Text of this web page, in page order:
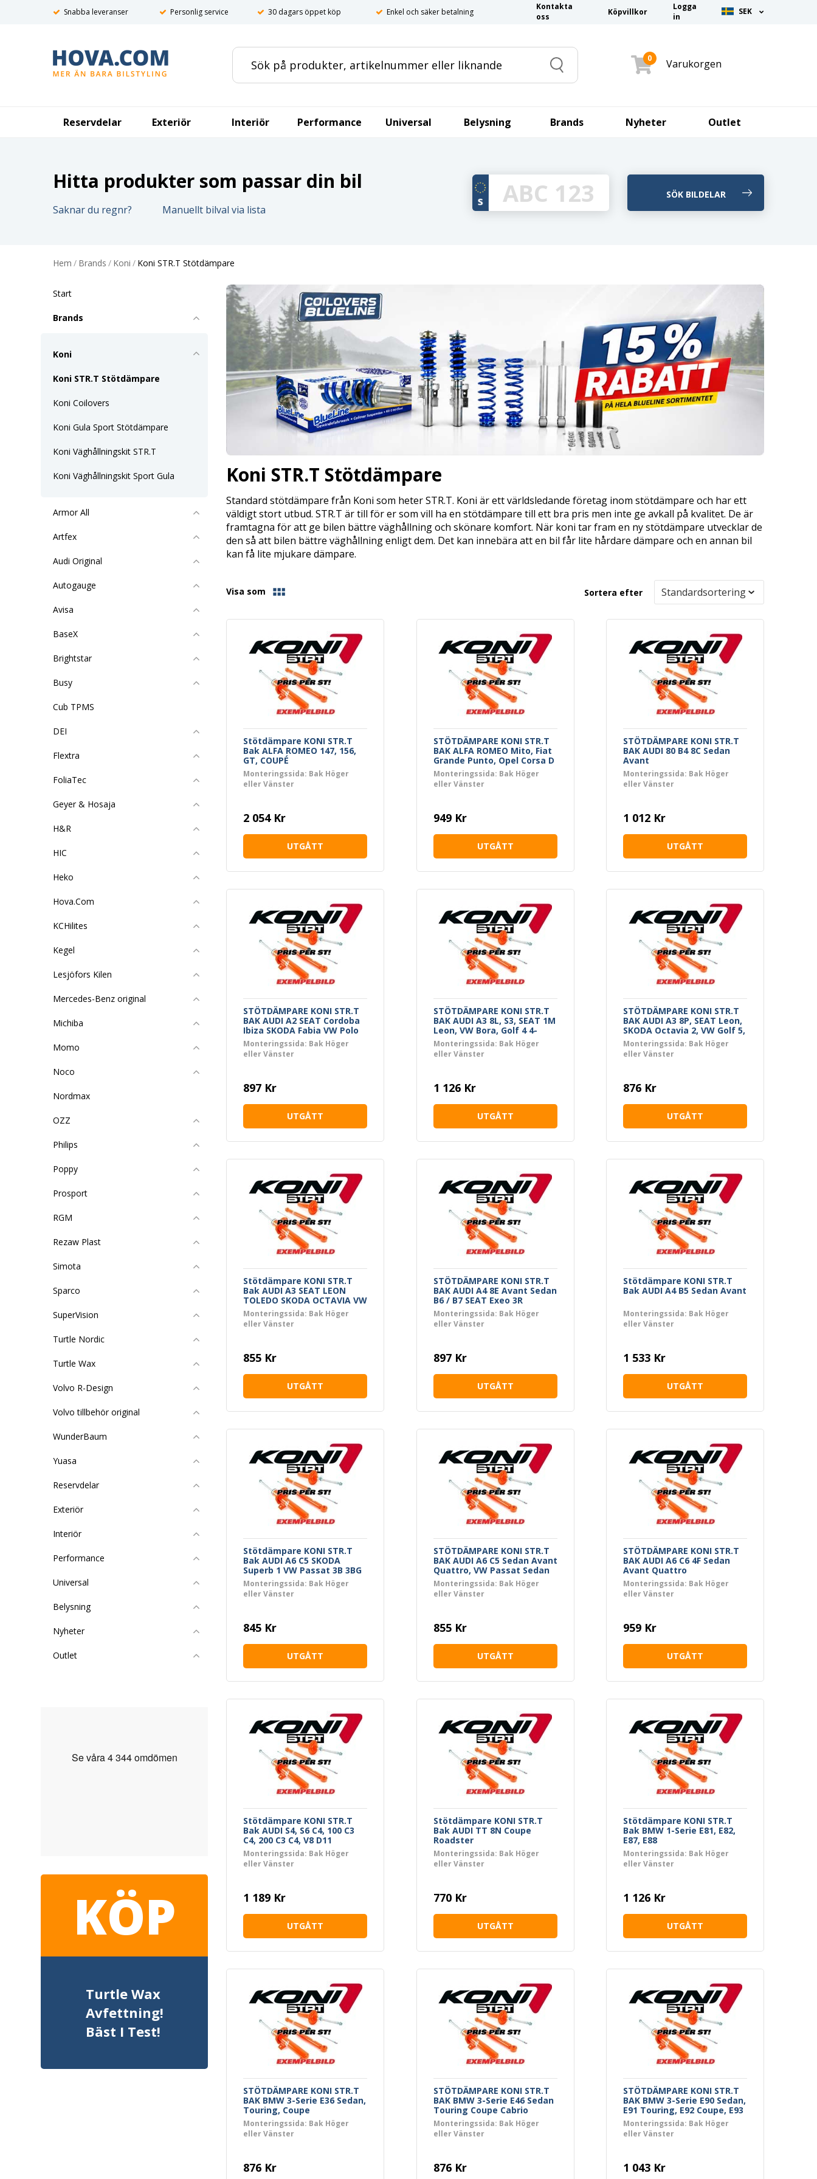
Snabba leveranser Personlig service 30 dagars öppet köp Enkel och säker betalning
Kontakta
oss
Köpvillkor
Logga
in
SEK
Search
0 Varukorgen
Reservdelar Exteriör Interiör Performance Universal Belysning Brands Nyheter Outlet
Hitta produkter som passar din bil
Saknar du regnr? Manuellt bilval via lista
Hem / Brands / Koni / Koni STR.T Stötdämpare
Start
Brands
Koni
Koni STR.T Stötdämpare
Koni Coilovers
Koni Gula Sport Stötdämpare
Koni Väghållningskit STR.T
Koni Väghållningskit Sport Gula
Armor All
Artfex
Audi Original
Autogauge
Avisa
BaseX
Brightstar
Busy
Cub TPMS
DEI
Flextra
FoliaTec
Geyer & Hosaja
H&R
HIC
Heko
Hova.Com
KCHilites
Kegel
Lesjöfors Kilen
Mercedes-Benz original
Michiba
Momo
Noco
Nordmax
OZZ
Philips
Poppy
Prosport
RGM
Rezaw Plast
Simota
Sparco
SuperVision
Turtle Nordic
Turtle Wax
Volvo R-Design
Volvo tillbehör original
WunderBaum
Yuasa
Reservdelar
Exteriör
Interiör
Performance
Universal
Belysning
Nyheter
Outlet
KÖP
Turtle Wax
Avfettning!
Bäst I Test!
Koni STR.T Stötdämpare
Standard stötdämpare från Koni som heter STR.T. Koni är ett världsledande företag inom stötdämpare och har ett
väldigt stort utbud. STR.T är till för er som vill ha en stötdämpare till ett bra pris men inte ge avkall på kvalitet. De är
framtagna för att ge bilen bättre väghållning och skönare komfort. När koni tar fram en ny stötdämpare utvecklar de
den så att bilen bättre väghållning enligt dem. Det kan innebära att en bil får lite hårdare dämpare och en annan bil
kan få lite mjukare dämpare.
Visa som Sortera efter
Stötdämpare KONI STR.T
Bak ALFA ROMEO 147, 156,
GT, COUPÉ
Monteringssida: Bak Höger
eller Vänster
2 054 Kr
UTGÅTT
STÖTDÄMPARE KONI STR.T
BAK ALFA ROMEO Mito, Fiat
Grande Punto, Opel Corsa D
Monteringssida: Bak Höger
eller Vänster
949 Kr
UTGÅTT
STÖTDÄMPARE KONI STR.T
BAK AUDI 80 B4 8C Sedan
Avant
Monteringssida: Bak Höger
eller Vänster
1 012 Kr
UTGÅTT
STÖTDÄMPARE KONI STR.T
BAK AUDI A2 SEAT Cordoba
Ibiza SKODA Fabia VW Polo
Fox
Monteringssida: Bak Höger
eller Vänster
897 Kr
UTGÅTT
STÖTDÄMPARE KONI STR.T
BAK AUDI A3 8L, S3, SEAT 1M
Leon, VW Bora, Golf 4 4-
Motion
Monteringssida: Bak Höger
eller Vänster
1 126 Kr
UTGÅTT
STÖTDÄMPARE KONI STR.T
BAK AUDI A3 8P, SEAT Leon,
SKODA Octavia 2, VW Golf 5,
6, Caddy 3 Jetta 5, 6
Monteringssida: Bak Höger
eller Vänster
876 Kr
UTGÅTT
Stötdämpare KONI STR.T
Bak AUDI A3 SEAT LEON
TOLEDO SKODA OCTAVIA VW
BORA GOLF 4
Monteringssida: Bak Höger
eller Vänster
855 Kr
UTGÅTT
STÖTDÄMPARE KONI STR.T
BAK AUDI A4 8E Avant Sedan
B6 / B7 SEAT Exeo 3R
Monteringssida: Bak Höger
eller Vänster
897 Kr
UTGÅTT
Stötdämpare KONI STR.T
Bak AUDI A4 B5 Sedan Avant
Monteringssida: Bak Höger
eller Vänster
1 533 Kr
UTGÅTT
Stötdämpare KONI STR.T
Bak AUDI A6 C5 SKODA
Superb 1 VW Passat 3B 3BG
Monteringssida: Bak Höger
eller Vänster
845 Kr
UTGÅTT
STÖTDÄMPARE KONI STR.T
BAK AUDI A6 C5 Sedan Avant
Quattro, VW Passat Sedan
Variant Syncro 4-Motion
Monteringssida: Bak Höger
eller Vänster
855 Kr
UTGÅTT
STÖTDÄMPARE KONI STR.T
BAK AUDI A6 C6 4F Sedan
Avant Quattro
Monteringssida: Bak Höger
eller Vänster
959 Kr
UTGÅTT
Stötdämpare KONI STR.T
Bak AUDI S4, S6 C4, 100 C3
C4, 200 C3 C4, V8 D11
Monteringssida: Bak Höger
eller Vänster
1 189 Kr
UTGÅTT
Stötdämpare KONI STR.T
Bak AUDI TT 8N Coupe
Roadster
Monteringssida: Bak Höger
eller Vänster
770 Kr
UTGÅTT
Stötdämpare KONI STR.T
Bak BMW 1-Serie E81, E82,
E87, E88
Monteringssida: Bak Höger
eller Vänster
1 126 Kr
UTGÅTT
STÖTDÄMPARE KONI STR.T
BAK BMW 3-Serie E36 Sedan,
Touring, Coupe
Monteringssida: Bak Höger
eller Vänster
876 Kr
STÖTDÄMPARE KONI STR.T
BAK BMW 3-Serie E46 Sedan
Touring Coupe Cabrio
Monteringssida: Bak Höger
eller Vänster
876 Kr
STÖTDÄMPARE KONI STR.T
BAK BMW 3-Serie E90 Sedan,
E91 Touring, E92 Coupe, E93
Cab
Monteringssida: Bak Höger
eller Vänster
1 043 Kr